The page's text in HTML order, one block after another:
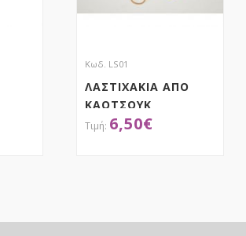
Κωδ. LS01
ΛΑΣΤΙΧΑΚΙΑ ΑΠΟ
ΚΑΟΤΣΟΥΚ
6,50€